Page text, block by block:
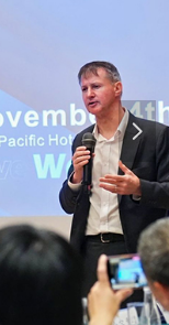
넲